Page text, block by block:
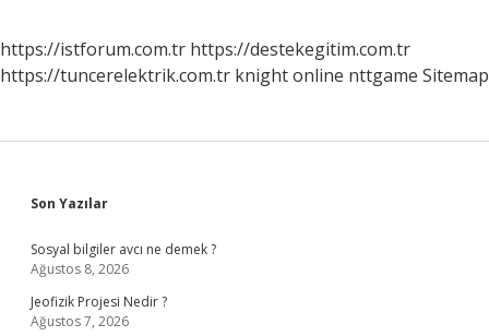
https://istforum.com.tr https://destekegitim.com.tr
https://tuncerelektrik.com.tr knight online nttgame Sitemap
Sidebar
Son Yazılar
Sosyal bilgiler avcı ne demek ?
Ağustos 8, 2026
Jeofizik Projesi Nedir ?
Ağustos 7, 2026